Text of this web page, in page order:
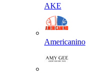
AKE
Americanino